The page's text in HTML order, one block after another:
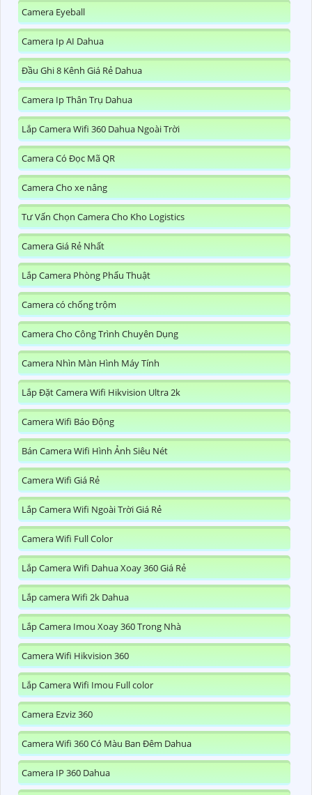
Camera Eyeball
Camera Ip AI Dahua
Đầu Ghi 8 Kênh Giá Rẻ Dahua
Camera Ip Thân Trụ Dahua
Lắp Camera Wifi 360 Dahua Ngoài Trời
Camera Có Đọc Mã QR
Camera Cho xe nâng
Tư Vấn Chọn Camera Cho Kho Logistics
Camera Giá Rẻ Nhất
Lắp Camera Phòng Phẩu Thuật
Camera có chống trộm
Camera Cho Công Trình Chuyên Dụng
Camera Nhìn Màn Hình Máy Tính
Lắp Đặt Camera Wifi Hikvision Ultra 2k
Camera Wifi Báo Động
Bán Camera Wifi Hình Ảnh Siêu Nét
Camera Wifi Giá Rẻ
Lắp Camera Wifi Ngoài Trời Giá Rẻ
Camera Wifi Full Color
Lắp Camera Wifi Dahua Xoay 360 Giá Rẻ
Lắp camera Wifi 2k Dahua
Lắp Camera Imou Xoay 360 Trong Nhà
Camera Wifi Hikvision 360
Lắp Camera Wifi Imou Full color
Camera Ezviz 360
Camera Wifi 360 Có Màu Ban Đêm Dahua
Camera IP 360 Dahua